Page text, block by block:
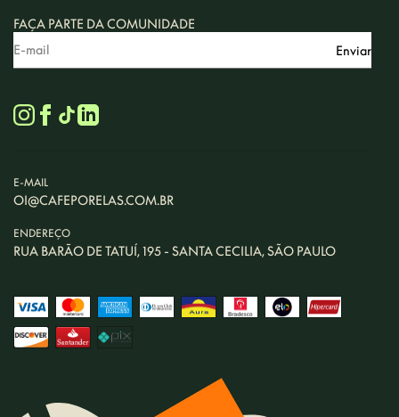
FAÇA PARTE DA COMUNIDADE
E-MAIL
OI@CAFEPORELAS.COM.BR
ENDEREÇO
RUA BARÃO DE TATUÍ, 195 - SANTA CECILIA, SÃO PAULO